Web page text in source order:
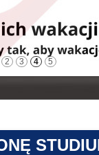
2 3 4 5